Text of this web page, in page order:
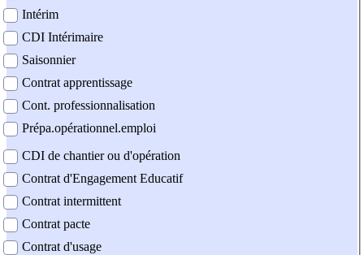
Intérim
CDI Intérimaire
Saisonnier
Contrat apprentissage
Cont. professionnalisation
Prépa.opérationnel.emploi
CDI de chantier ou d'opération
Contrat d'Engagement Educatif
Contrat intermittent
Contrat pacte
Contrat d'usage